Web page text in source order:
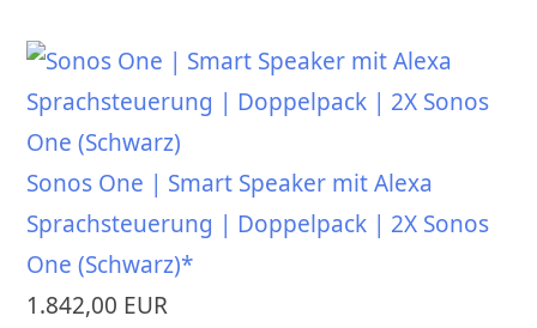
Sonos One | Smart Speaker mit Alexa
Sprachsteuerung | Doppelpack | 2X Sonos
One (Schwarz)*
1.842,00 EUR